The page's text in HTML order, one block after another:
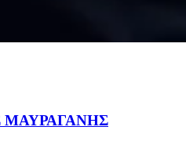
ΜΑΥΡΑΓΑΝΗΣ